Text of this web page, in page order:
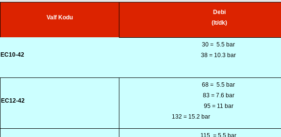
Valf Kodu
Debi
(lt/dk)
EC10-42
30 = 5.5 bar
38 = 10.3 bar
EC12-42
68 = 5.5 bar
83 = 7.6 bar
95 = 11 bar
132 = 15.2 bar
115 = 5.5 bar